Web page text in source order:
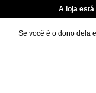
A loja
Se você é o dono dela